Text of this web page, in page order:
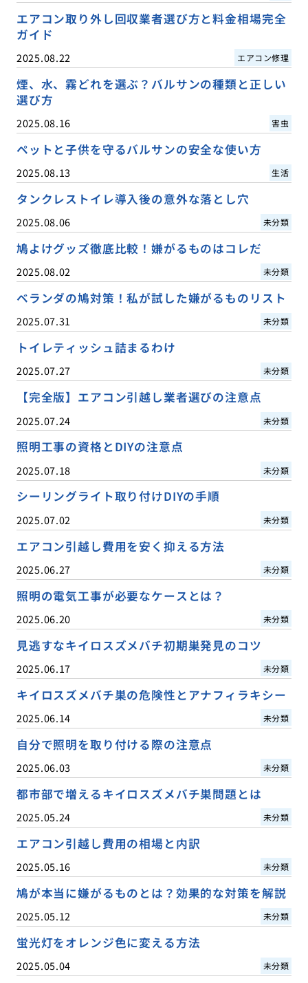
エアコン取り外し回収業者選び方と料金相場完全
ガイド
2025.08.22 エアコン修理
煙、水、霧どれを選ぶ？バルサンの種類と正しい
選び方
2025.08.16 害虫
ペットと子供を守るバルサンの安全な使い方
2025.08.13 生活
タンクレストイレ導入後の意外な落とし穴
2025.08.06 未分類
鳩よけグッズ徹底比較！嫌がるものはコレだ
2025.08.02 未分類
ベランダの鳩対策！私が試した嫌がるものリスト
2025.07.31 未分類
トイレティッシュ詰まるわけ
2025.07.27 未分類
【完全版】エアコン引越し業者選びの注意点
2025.07.24 未分類
照明工事の資格とDIYの注意点
2025.07.18 未分類
シーリングライト取り付けDIYの手順
2025.07.02 未分類
エアコン引越し費用を安く抑える方法
2025.06.27 未分類
照明の電気工事が必要なケースとは？
2025.06.20 未分類
見逃すなキイロスズメバチ初期巣発見のコツ
2025.06.17 未分類
キイロスズメバチ巣の危険性とアナフィラキシー
2025.06.14 未分類
自分で照明を取り付ける際の注意点
2025.06.03 未分類
都市部で増えるキイロスズメバチ巣問題とは
2025.05.24 未分類
エアコン引越し費用の相場と内訳
2025.05.16 未分類
鳩が本当に嫌がるものとは？効果的な対策を解説
2025.05.12 未分類
蛍光灯をオレンジ色に変える方法
2025.05.04 未分類